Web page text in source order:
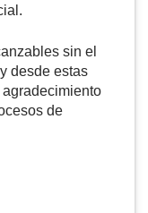
sin el
desde estas
agradecimiento
de